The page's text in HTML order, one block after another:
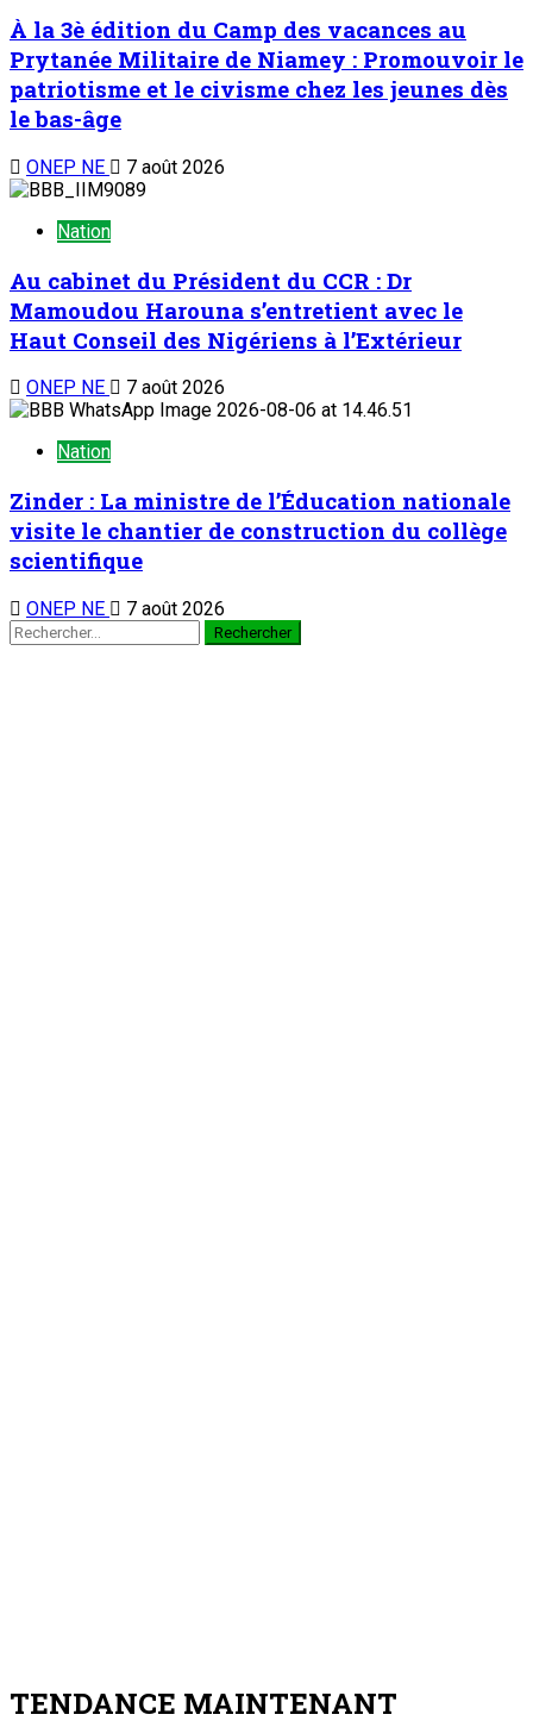
À la 3è édition du Camp des vacances au
Prytanée Militaire de Niamey : Promouvoir le
patriotisme et le civisme chez les jeunes dès
le bas-âge
ONEP NE 7 août 2026
Nation
Au cabinet du Président du CCR : Dr
Mamoudou Harouna s’entretient avec le
Haut Conseil des Nigériens à l’Extérieur
ONEP NE 7 août 2026
Nation
Zinder : La ministre de l’Éducation nationale
visite le chantier de construction du collège
scientifique
ONEP NE 7 août 2026
TENDANCE MAINTENANT